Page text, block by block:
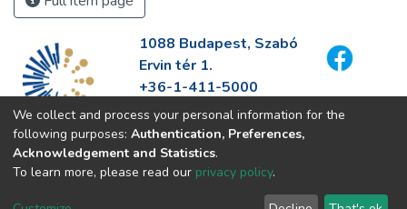
1088 Budapest, Szabó
Ervin tér 1.
+36-1-411-5000
info@fszek.hu
https://fszek.hu
We collect and process your personal information for the
following purposes: Authentication, Preferences,
Acknowledgement and Statistics.
To learn more, please read our privacy policy.